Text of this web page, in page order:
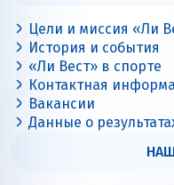
Цели и миссия «Ли
История и события
«Ли Вест» в спорте
Контактная
Вакансии
Данные о